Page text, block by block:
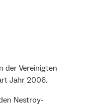
der Vereinigten
Jahr 2006.
Nestroy-